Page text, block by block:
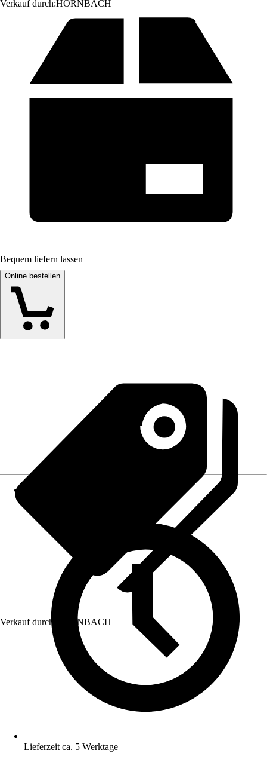
Verkauf durch:HORNBACH
Bequem liefern lassen
Online bestellen
Verkauf durch: HORNBACH
Lieferzeit ca. 5 Werktage